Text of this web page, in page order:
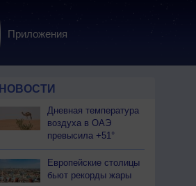
Приложения
НОВОСТИ
Дневная температура
воздуха в ОАЭ
превысила +51°
Европейские столицы
бьют рекорды жары